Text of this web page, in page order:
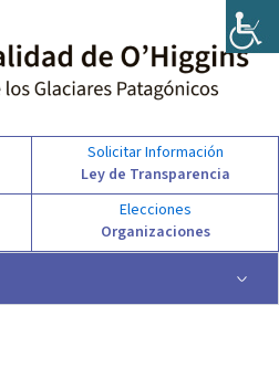
Solicitar Información
Ley de Transparencia
Elecciones
Organizaciones